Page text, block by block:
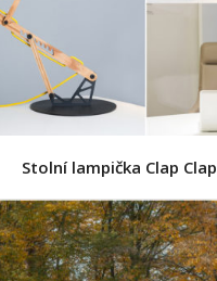
Stolní lampička Clap Clap